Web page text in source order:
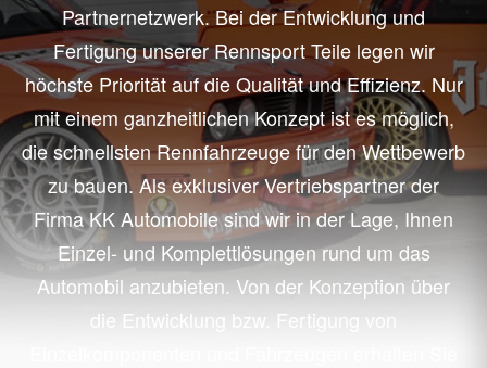
Partnernetzwerk. Bei der Entwicklung und
Fertigung unserer Rennsport Teile legen wir
höchste Priorität auf die Qualität und Effizienz. Nur
mit einem ganzheitlichen Konzept ist es möglich,
die schnellsten Rennfahrzeuge für den Wettbewerb
zu bauen. Als exklusiver Vertriebspartner der
Firma KK Automobile sind wir in der Lage, Ihnen
Einzel- und Komplettlösungen rund um das
Automobil anzubieten. Von der Konzeption über
die Entwicklung bzw. Fertigung von